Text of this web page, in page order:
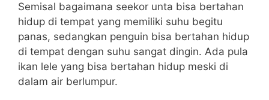
Semisal bagaimana seekor unta bisa bertahan
hidup di tempat yang memiliki suhu begitu
panas, sedangkan penguin bisa bertahan hidup
di tempat dengan suhu sangat dingin. Ada pula
ikan lele yang bisa bertahan hidup meski di
dalam air berlumpur.